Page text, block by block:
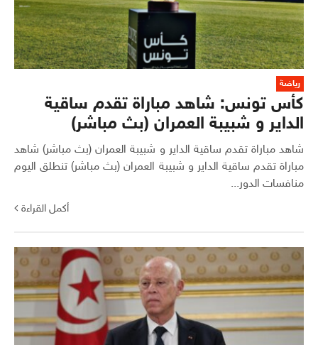
رياضة
كأس تونس: شاهد مباراة تقدم ساقية
الداير و شبيبة العمران (بث مباشر)
شاهد مباراة تقدم ساقية الداير و شبيبة العمران (بث مباشر) شاهد
مباراة تقدم ساقية الداير و شبيبة العمران (بث مباشر) تنطلق اليوم
منافسات الدور...
أكمل القراءة